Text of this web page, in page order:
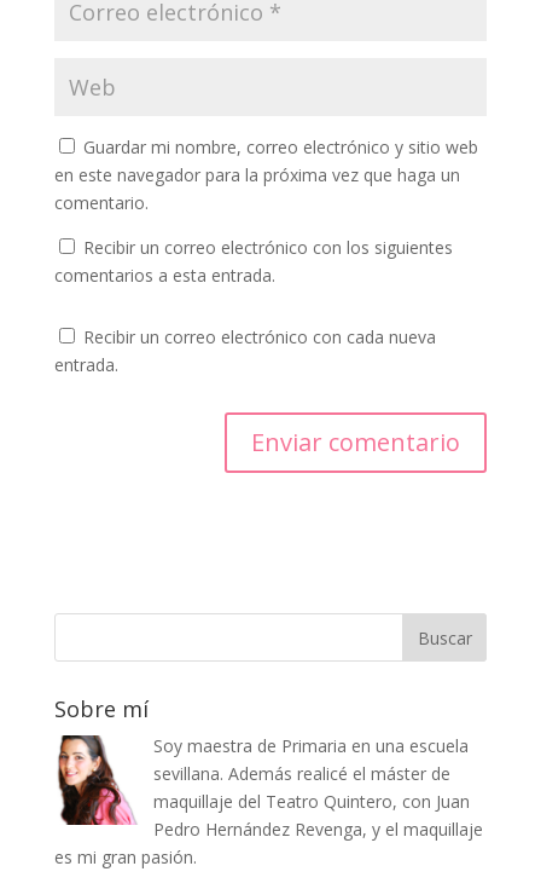
Guardar mi nombre, correo electrónico y sitio web
en este navegador para la próxima vez que haga un
comentario.
Recibir un correo electrónico con los siguientes
comentarios a esta entrada.
Recibir un correo electrónico con cada nueva
entrada.
Sobre mí
Soy maestra de Primaria en una escuela
sevillana. Además realicé el máster de
maquillaje del Teatro Quintero, con Juan
Pedro Hernández Revenga, y el maquillaje
es mi gran pasión.